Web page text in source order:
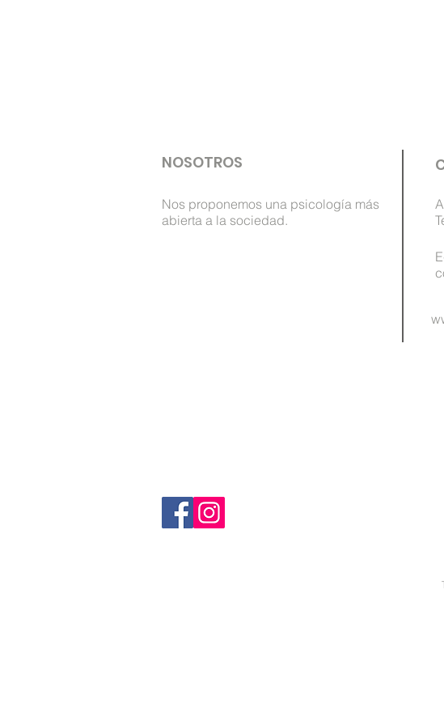
NOSOTROS
Nos proponemos una psicología más
abierta a la sociedad.